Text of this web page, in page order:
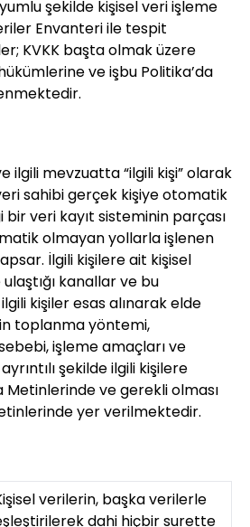
şekilde kişisel veri işleme
Envanteri ile tespit
KVKK başta olmak üzere
ve işbu Politika’da
ilgili mevzuatta “ilgili kişi” olarak
sahibi gerçek kişiye otomatik
veri kayıt sisteminin parçası
olmayan yollarla işlenen
İlgili kişilere ait kişisel
kanallar ve bu
kişiler esas alınarak elde
toplanma yöntemi,
işleme amaçları ve
şekilde ilgili kişilere
Metinlerinde ve gerekli olması
yer verilmektedir.
verilerin, başka verilerle
dahi hiçbir surette